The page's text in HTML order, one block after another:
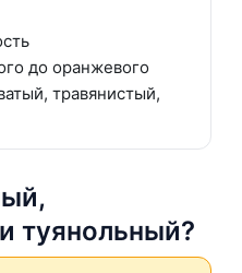
до оранжевого
травянистый,
туянольный?